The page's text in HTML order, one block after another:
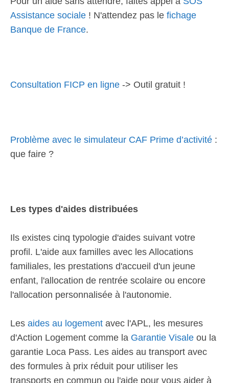
Assistance sociale ! N'attendez pas le fichage
Banque de France.
Consultation FICP en ligne -> Outil gratuit !
Problème avec le simulateur CAF Prime d’activité :
que faire ?
Les types d'aides distribuées
Ils existes cinq typologie d'aides suivant votre
profil. L'aide aux familles avec les Allocations
familiales, les prestations d'accueil d'un jeune
enfant, l'allocation de rentrée scolaire ou encore
l'allocation personnalisée à l'autonomie.
Les aides au logement avec l'APL, les mesures
d'Action Logement comme la Garantie Visale ou la
garantie Loca Pass. Les aides au transport avec
des formules à prix réduit pour utiliser les
transports en commun ou l'aide pour vous aider à